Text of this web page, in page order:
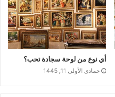
أي نوع من لوحة سجادة تحب؟
جمادى الأولى 11, 1445